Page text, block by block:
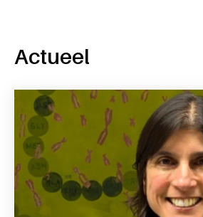
Actueel